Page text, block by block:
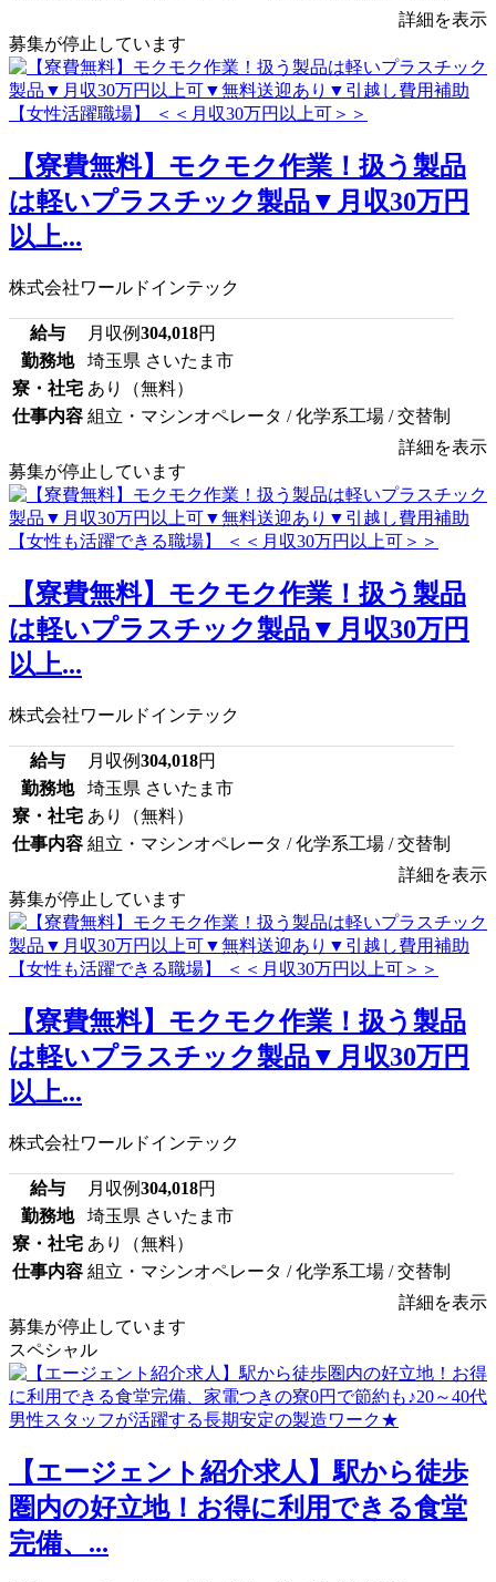
詳細を表示
募集が停止しています
【寮費無料】モクモク作業！扱う製品
は軽いプラスチック製品▼月収30万円
以上...
株式会社ワールドインテック
給与 月収例304,018円
勤務地
埼玉県 さいたま市
寮・社宅 あり（無料）
仕事内容 組立・マシンオペレータ / 化学系工場 / 交替制
詳細を表示
募集が停止しています
【寮費無料】モクモク作業！扱う製品
は軽いプラスチック製品▼月収30万円
以上...
株式会社ワールドインテック
給与 月収例304,018円
勤務地
埼玉県 さいたま市
寮・社宅 あり（無料）
仕事内容 組立・マシンオペレータ / 化学系工場 / 交替制
詳細を表示
募集が停止しています
【寮費無料】モクモク作業！扱う製品
は軽いプラスチック製品▼月収30万円
以上...
株式会社ワールドインテック
給与 月収例304,018円
勤務地
埼玉県 さいたま市
寮・社宅 あり（無料）
仕事内容 組立・マシンオペレータ / 化学系工場 / 交替制
詳細を表示
募集が停止しています
スペシャル
【エージェント紹介求人】駅から徒歩
圏内の好立地！お得に利用できる食堂
完備、...